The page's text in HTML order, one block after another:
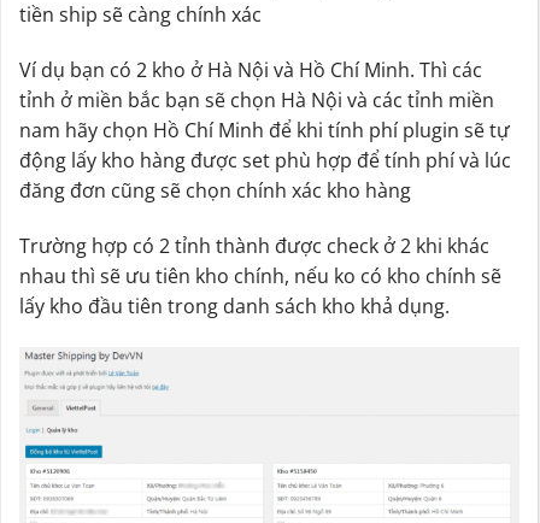
tiền ship sẽ càng chính xác
Ví dụ bạn có 2 kho ở Hà Nội và Hồ Chí Minh. Thì các
tỉnh ở miền bắc bạn sẽ chọn Hà Nội và các tỉnh miền
nam hãy chọn Hồ Chí Minh để khi tính phí plugin sẽ tự
động lấy kho hàng được set phù hợp để tính phí và lúc
đăng đơn cũng sẽ chọn chính xác kho hàng
Trường hợp có 2 tỉnh thành được check ở 2 khi khác
nhau thì sẽ ưu tiên kho chính, nếu ko có kho chính sẽ
lấy kho đầu tiên trong danh sách kho khả dụng.